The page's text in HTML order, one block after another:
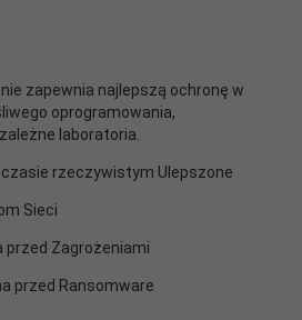
zapewnia najlepszą ochronę w
oprogramowania,
laboratoria.
czasie rzeczywistym Ulepszone
Sieci
przed Zagrożeniami
przed Ransomware